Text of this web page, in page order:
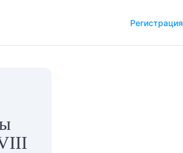
Регистрация